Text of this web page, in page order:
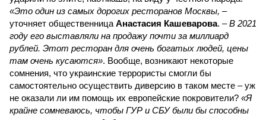
«Это один из самых дорогих ресторанов Москвы, –
уточняет общественница Анастасия Кашеварова. –В 2021
году его выставляли на продажу почти за миллиард
рублей. Этот ресторан для очень богатых людей, цены
там очень кусаются». Вообще, возникают некоторые
сомнения, что украинские террористы смогли бы
самостоятельно осуществить диверсию в таком месте – уж
не оказали ли им помощь их европейские покровители? «Я
крайне сомневаюсь, чтобы ГУР и СБУ были бы способны